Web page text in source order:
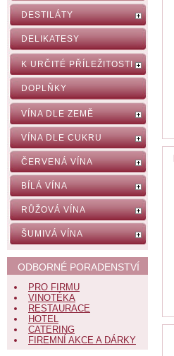
DESTILÁTY
DELIKATESY
K URČITÉ PŘÍLEŽITOSTI
DOPLŇKY
VÍNA DLE ZEMĚ
VÍNA DLE CUKRU
ČERVENÁ VÍNA
BÍLÁ VÍNA
RŮŽOVÁ VÍNA
ŠUMIVÁ VÍNA
ODBORNÉ PORADENSTVÍ
PRO FIRMU
VINOTÉKA
RESTAURACE
HOTEL
CATERING
FIREMNÍ AKCE A DÁRKY